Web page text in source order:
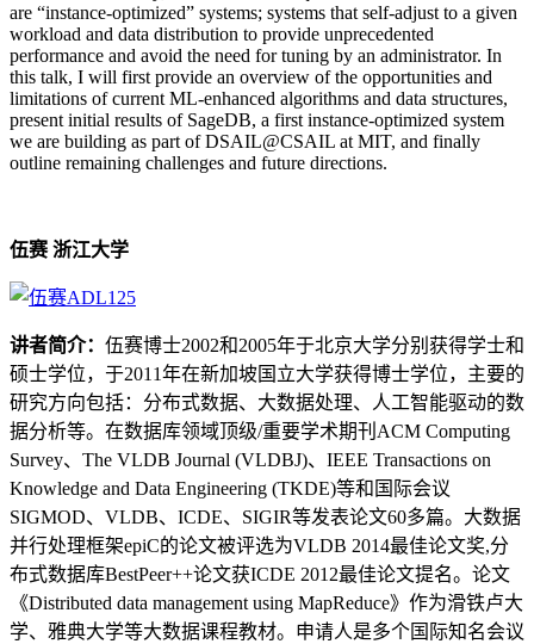
are “instance-optimized” systems; systems that self-adjust to a given
workload and data distribution to provide unprecedented
performance and avoid the need for tuning by an administrator. In
this talk, I will first provide an overview of the opportunities and
limitations of current ML-enhanced algorithms and data structures,
present initial results of SageDB, a first instance-optimized system
we are building as part of DSAIL@CSAIL at MIT, and finally
outline remaining challenges and future directions.
伍赛 浙江大学
讲者简介： 伍赛博士2002和2005年于北京大学分别获得学士和
硕士学位，于2011年在新加坡国立大学获得博士学位，主要的
研究方向包括：分布式数据、大数据处理、人工智能驱动的数
据分析等。在数据库领域顶级/重要学术期刊ACM Computing
Survey、The VLDB Journal (VLDBJ)、IEEE Transactions on
Knowledge and Data Engineering (TKDE)等和国际会议
SIGMOD、VLDB、ICDE、SIGIR等发表论文60多篇。大数据
并行处理框架epiC的论文被评选为VLDB 2014最佳论文奖,分
布式数据库BestPeer++论文获ICDE 2012最佳论文提名。论文
《Distributed data management using MapReduce》作为滑铁卢大
学、雅典大学等大数据课程教材。申请人是多个国际知名会议